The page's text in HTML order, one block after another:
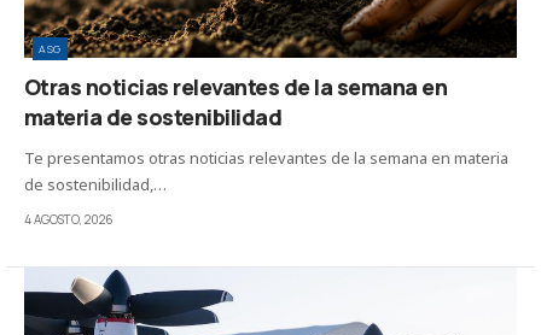
ASG
Otras noticias relevantes de la semana en
materia de sostenibilidad
Te presentamos otras noticias relevantes de la semana en materia
de sostenibilidad,…
4 AGOSTO, 2026